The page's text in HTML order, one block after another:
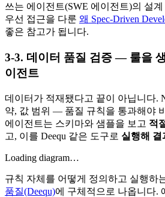
쓰는 에이전트(SWE 에이전트)의 설
우선 접근을 다룬 왜 Spec-Driven
좋은 참고가 됩니다.
3-3. 데이터 품질 검증 — 룰을
이전트
데이터가 적재됐다고 끝이 아닙니다.
약, 값 범위 — 품질 규칙을 통과해야
에이전트는 스키마와 샘플을 보고 적
고, 이를 Deequ 같은 도구로 실행해 결
Loading diagram…
규칙 자체를 어떻게 정의하고 실행하
품질(Deequ)에 구체적으로 나옵니다.